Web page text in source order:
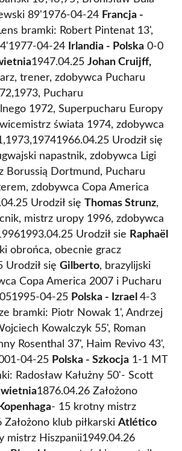
89'1976-04-24 Francja -
bramki: Robert Pintenat 13',
04-24
Irlandia - Polska 0-0
1947.04.25 Johan Cruijff,
trener, zdobywca Pucharu
Pucharu
1972, Superpucharu Europy
świata 1974, zdobywca
Urodził się
napastnik, zdobywca Ligi
Borussią Dortmund, Pucharu
zdobywca Copa America
Urodził się Thomas Strunz,
mistrz uropy 1996, zdobywca
Urodził sie Raphaël
obrońca, obecnie gracz
Urodził się Gilberto, brazylijski
Copa America 2007 i Pucharu
04-25 Polska - Izrael 4-3
bramki: Piotr Nowak 1', Andrzej
Kowalczyk 55', Roman
Rosenthal 37', Haim Revivo 43',
04-25 Polska - Szkocja 1-1 MT
Radosław Kałużny 50'- Scott
1876.04.26 Założono
- 15 krotny mistrz
Założono klub piłkarski Atlético
mistrz Hiszpanii1949.04.26